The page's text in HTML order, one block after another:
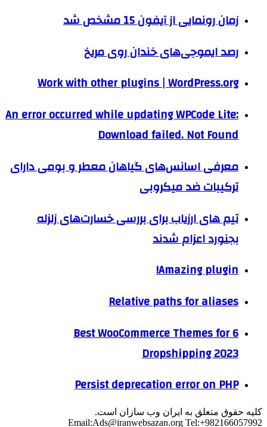
زمان رونمایی از آیفون 15 مشخص شد
رصد ایموجی‌های خندان روی مریخ
Work with other plugins | WordPress.org
An error occurred while updating WPCode Lite:
Download failed. Not Found
معرفی اسانس‌های گیاهان معطر و بومی دارای
ترکیبات ضد میکروبی
تیم های ارزیاب برای بررسی خسارت‌های زلزله
بجنورد اعزام شدند
Amazing plugin!
Relative paths for aliases
6 Best WooCommerce Themes for
Dropshipping 2023
Persist deprecation error on PHP
کلیه حقوق متعلق به ایران وب سازان است.
Email:Ads@iranwebsazan.org Tel:+982166057992